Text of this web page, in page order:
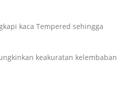
kaca Tempered sehingga
keakuratan kelembaban